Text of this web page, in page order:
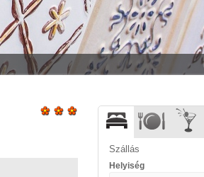
Szállás
Helyiség